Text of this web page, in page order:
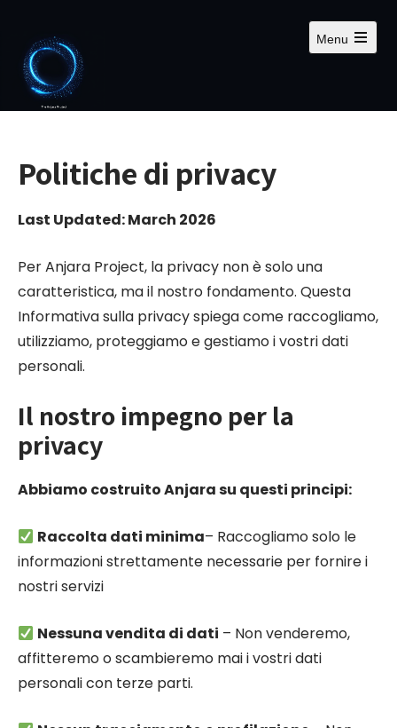
a
Menu
A
i
a
e
Politiche di privacy
Last Updated: March 2026
Per Anjara Project, la privacy non è solo una
caratteristica, ma il nostro fondamento. Questa
Informativa sulla privacy spiega come raccogliamo,
utilizziamo, proteggiamo e gestiamo i vostri dati
personali.
Il nostro impegno per la
privacy
Abbiamo costruito Anjara su questi principi:
Raccolta dati minima– Raccogliamo solo le
informazioni strettamente necessarie per fornire i
nostri servizi
Nessuna vendita di dati – Non venderemo,
affitteremo o scambieremo mai i vostri dati
personali con terze parti.